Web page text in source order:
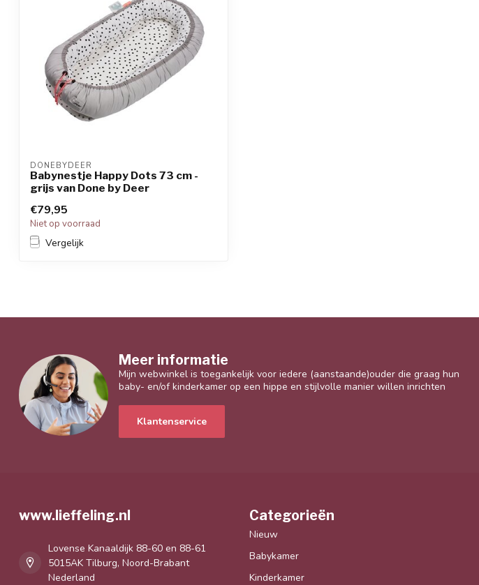
DONEBYDEER
Babynestje Happy Dots 73 cm -
grijs van Done by Deer
€79,95
Niet op voorraad
Vergelijk
Meer informatie
Mijn webwinkel is toegankelijk voor iedere (aanstaande)ouder die graag hun
baby- en/of kinderkamer op een hippe en stijlvolle manier willen inrichten
Klantenservice
www.lieffeling.nl
Lovense Kanaaldijk 88-60 en 88-61
5015AK Tilburg, Noord-Brabant
Nederland
Categorieën
Nieuw
Babykamer
Kinderkamer